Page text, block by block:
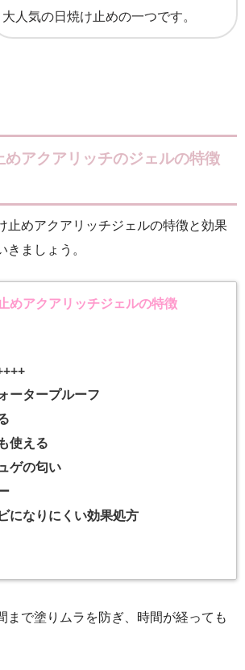
大人気の日焼け止めの一つです。
めアクアリッチのジェルの特徴
止めアクアリッチジェルの特徴と効果
きましょう。
めアクアリッチジェルの特徴
ータープルーフ
使える
ゲの匂い
になりにくい効果処方
まで塗りムラを防ぎ、時間が経っても